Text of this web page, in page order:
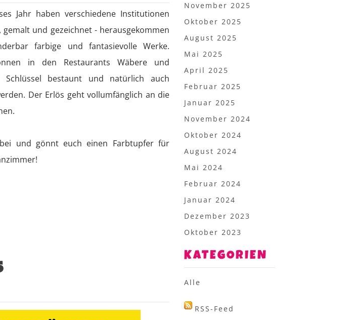
Jahr haben verschiedene Institutionen
gemalt und gezeichnet - herausgekommen
farbige und fantasievolle Werke.
in den Restaurants Wäbere und
Schlüssel bestaunt und natürlich auch
Der Erlös geht vollumfänglich an die
und gönnt euch einen Farbtupfer für
November 2025
Oktober 2025
August 2025
Mai 2025
April 2025
Februar 2025
Januar 2025
November 2024
Oktober 2024
August 2024
Mai 2024
Februar 2024
Januar 2024
Dezember 2023
Oktober 2023
KATEGORIEN
Alle
RSS-Feed